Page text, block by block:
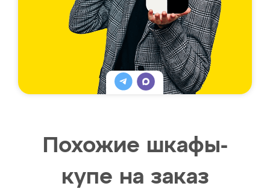
Похожие шкафы-
купе на заказ